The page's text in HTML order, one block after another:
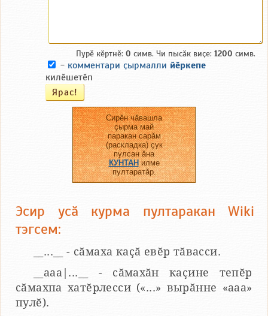
Пурӗ кӗртнӗ: 0 симв. Чи пысӑк виҫе: 1200 симв.
- комментари ҫырмалли йӗркепе
килӗшетӗп
Сирӗн чӑвашла
ҫырма май
паракан сарӑм
(раскладка) ҫук
пулсан ӑна
КУНТАНилме
пултаратӑр.
Эсир усӑ курма пултаракан Wiki
тэгсем:
__...__ - сӑмаха каҫӑ евӗр тӑвасси.
__aaa|...__ - сӑмахӑн каҫине тепӗр
сӑмахпа хатӗрлесси («...» вырӑнне «ааа»
пулӗ).